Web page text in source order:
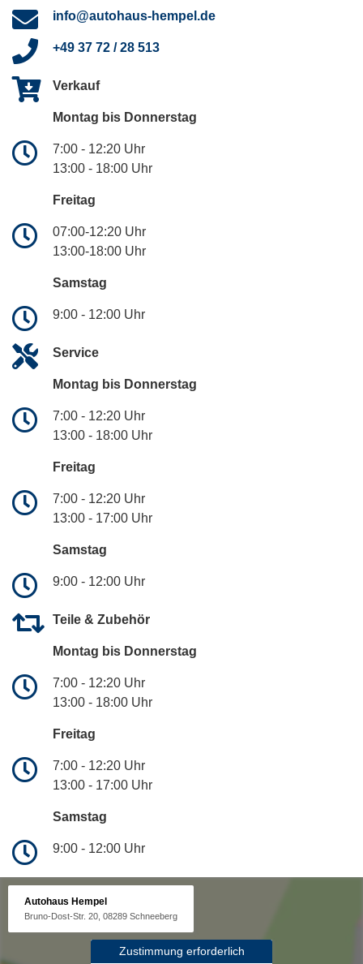
info@autohaus-hempel.de
+49 37 72 / 28 513
Verkauf
Montag bis Donnerstag
7:00 - 12:20 Uhr
13:00 - 18:00 Uhr
Freitag
07:00-12:20 Uhr
13:00-18:00 Uhr
Samstag
9:00 - 12:00 Uhr
Service
Montag bis Donnerstag
7:00 - 12:20 Uhr
13:00 - 18:00 Uhr
Freitag
7:00 - 12:20 Uhr
13:00 - 17:00 Uhr
Samstag
9:00 - 12:00 Uhr
Teile & Zubehör
Montag bis Donnerstag
7:00 - 12:20 Uhr
13:00 - 18:00 Uhr
Freitag
7:00 - 12:20 Uhr
13:00 - 17:00 Uhr
Samstag
9:00 - 12:00 Uhr
Autohaus Hempel
Bruno-Dost-Str. 20, 08289 Schneeberg
Zustimmung erforderlich